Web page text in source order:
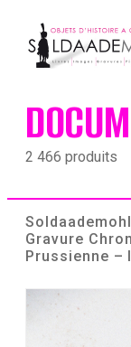
content
2 466 produits
Gravure
Prussienne –